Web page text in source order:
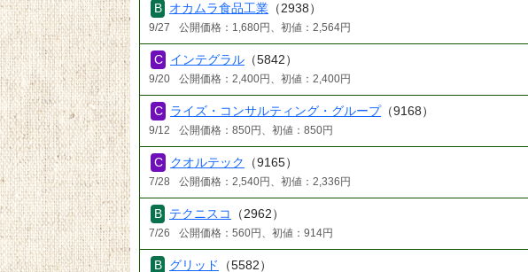
オカムラ食品工業 （2938）
9/27 公開価格：1,680円、初値：2,564円
インテグラル （5842）
9/20 公開価格：2,400円、初値：2,400円
ライズ・コンサルティング・グループ（9168）
9/12 公開価格：850円、初値：850円
クオルテック （9165）
7/28 公開価格：2,540円、初値：2,336円
テクニスコ （2962）
7/26 公開価格：560円、初値：914円
グリッド （5582）